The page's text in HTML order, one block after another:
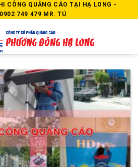
CÔNG QUẢNG CÁO TẠI HẠ LONG -
749 479 MR. TÚ